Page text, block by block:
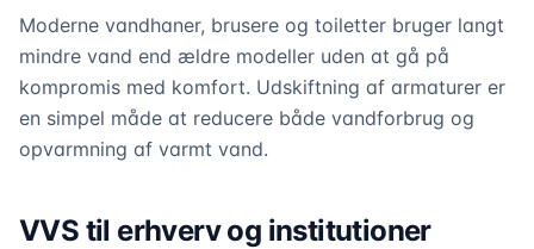
Moderne vandhaner, brusere og toiletter bruger langt
mindre vand end ældre modeller uden at gå på
kompromis med komfort. Udskiftning af armaturer er
en simpel måde at reducere både vandforbrug og
opvarmning af varmt vand.
VVS til erhverv og institutioner